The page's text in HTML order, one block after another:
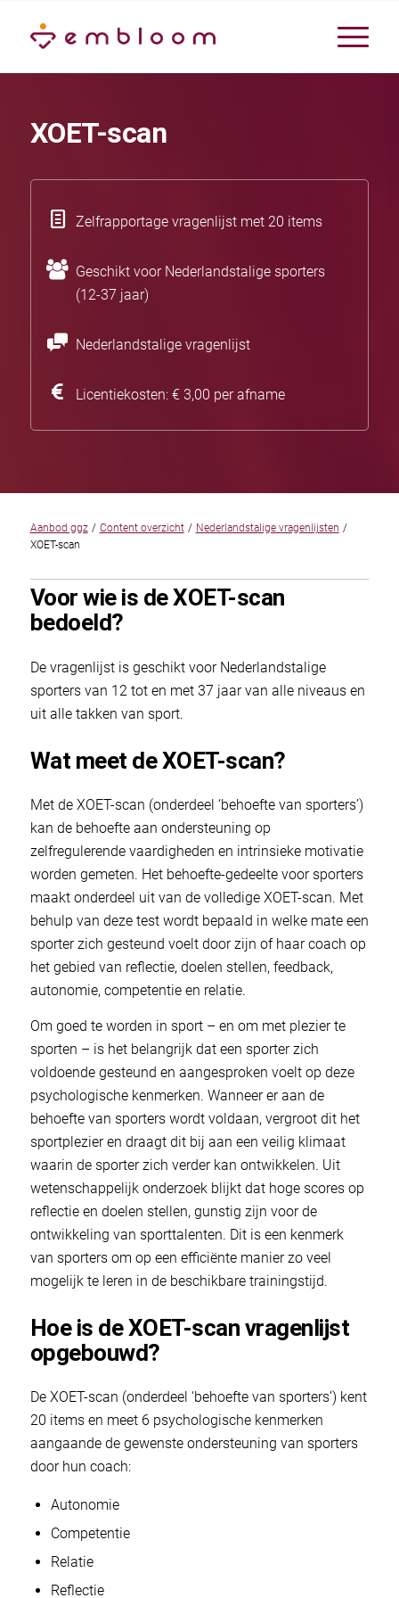
XOET-scan
Zelfrapportage vragenlijst met 20 items
Geschikt voor Nederlandstalige sporters
(12-37 jaar)
Nederlandstalige vragenlijst
Licentiekosten: € 3,00 per afname
Aanbod ggz / Content overzicht / Nederlandstalige vragenlijsten /
XOET-scan
Voor wie is de XOET-scan
bedoeld?
De vragenlijst is geschikt voor Nederlandstalige
sporters van 12 tot en met 37 jaar van alle niveaus en
uit alle takken van sport.
Wat meet de XOET-scan?
Met de XOET-scan (onderdeel ‘behoefte van sporters’)
kan de behoefte aan ondersteuning op
zelfregulerende vaardigheden en intrinsieke motivatie
worden gemeten. Het behoefte-gedeelte voor sporters
maakt onderdeel uit van de volledige XOET-scan. Met
behulp van deze test wordt bepaald in welke mate een
sporter zich gesteund voelt door zijn of haar coach op
het gebied van reflectie, doelen stellen, feedback,
autonomie, competentie en relatie.
Om goed te worden in sport – en om met plezier te
sporten – is het belangrijk dat een sporter zich
voldoende gesteund en aangesproken voelt op deze
psychologische kenmerken. Wanneer er aan de
behoefte van sporters wordt voldaan, vergroot dit het
sportplezier en draagt dit bij aan een veilig klimaat
waarin de sporter zich verder kan ontwikkelen. Uit
wetenschappelijk onderzoek blijkt dat hoge scores op
reflectie en doelen stellen, gunstig zijn voor de
ontwikkeling van sporttalenten. Dit is een kenmerk
van sporters om op een efficiënte manier zo veel
mogelijk te leren in de beschikbare trainingstijd.
Hoe is de XOET-scan vragenlijst
opgebouwd?
De XOET-scan (onderdeel ‘behoefte van sporters’) kent
20 items en meet 6 psychologische kenmerken
aangaande de gewenste ondersteuning van sporters
door hun coach:
Autonomie
Competentie
Relatie
Reflectie